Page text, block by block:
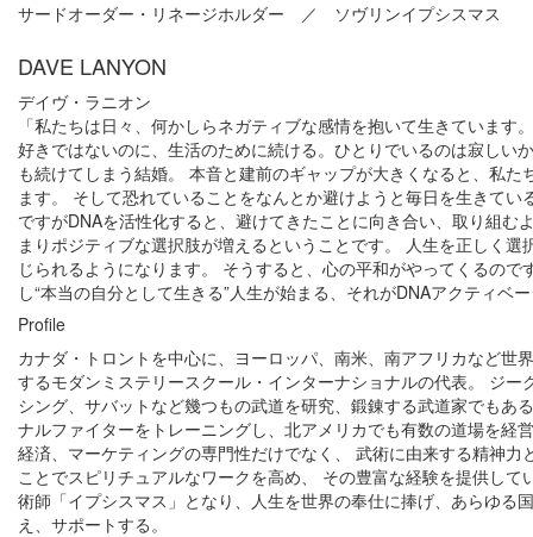
サードオーダー・リネージホルダー ／ ソヴリンイプシスマス
DAVE LANYON
デイヴ・ラニオン
「私たちは日々、何かしらネガティブな感情を抱いて生きています
好きではないのに、生活のために続ける。ひとりでいるのは寂しい
も続けてしまう結婚。 本音と建前のギャップが大きくなると、私た
ます。 そして恐れていることをなんとか避けようと毎日を生きてい
ですがDNAを活性化すると、避けてきたことに向き合い、取り組む
まりポジティブな選択肢が増えるということです。 人生を正しく選
じられるようになります。 そうすると、心の平和がやってくるので
し“本当の自分として生きる”人生が始まる、それがDNAアクティベ
Profile
カナダ・トロントを中心に、ヨーロッパ、南米、南アフリカなど世
するモダンミステリースクール・インターナショナルの代表。 ジー
シング、サバットなど幾つもの武道を研究、鍛錬する武道家でもあ
ナルファイターをトレーニングし、北アメリカでも有数の道場を経
経済、マーケティングの専門性だけでなく、 武術に由来する精神力
ことでスピリチュアルなワークを高め、 その豊富な経験を提供して
術師「イプシスマス」となり、人生を世界の奉仕に捧げ、あらゆる
え、サポートする。